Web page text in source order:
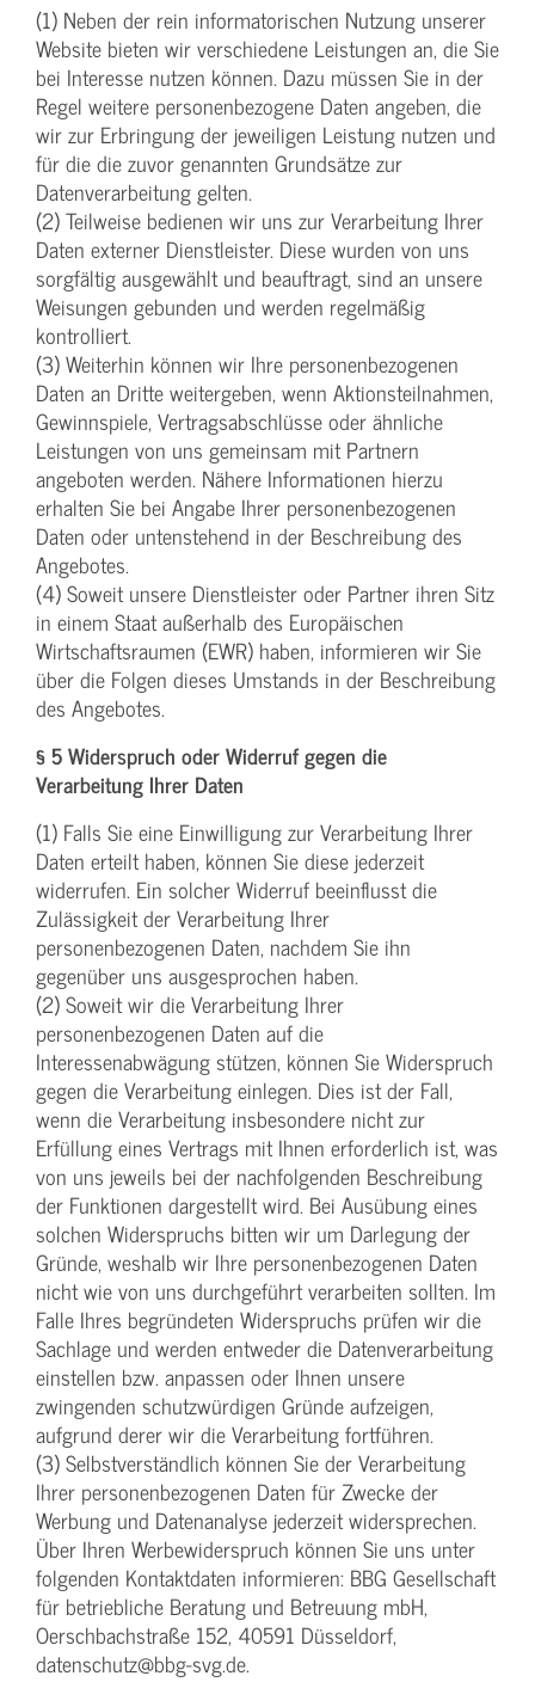
(1) Neben der rein informatorischen Nutzung unserer
Website bieten wir verschiedene Leistungen an, die Sie
bei Interesse nutzen können. Dazu müssen Sie in der
Regel weitere personenbezogene Daten angeben, die
wir zur Erbringung der jeweiligen Leistung nutzen und
für die die zuvor genannten Grundsätze zur
Datenverarbeitung gelten.
(2) Teilweise bedienen wir uns zur Verarbeitung Ihrer
Daten externer Dienstleister. Diese wurden von uns
sorgfältig ausgewählt und beauftragt, sind an unsere
Weisungen gebunden und werden regelmäßig
kontrolliert.
(3) Weiterhin können wir Ihre personenbezogenen
Daten an Dritte weitergeben, wenn Aktionsteilnahmen,
Gewinnspiele, Vertragsabschlüsse oder ähnliche
Leistungen von uns gemeinsam mit Partnern
angeboten werden. Nähere Informationen hierzu
erhalten Sie bei Angabe Ihrer personenbezogenen
Daten oder untenstehend in der Beschreibung des
Angebotes.
(4) Soweit unsere Dienstleister oder Partner ihren Sitz
in einem Staat außerhalb des Europäischen
Wirtschaftsraumen (EWR) haben, informieren wir Sie
über die Folgen dieses Umstands in der Beschreibung
des Angebotes.
§ 5 Widerspruch oder Widerruf gegen die
Verarbeitung Ihrer Daten
(1) Falls Sie eine Einwilligung zur Verarbeitung Ihrer
Daten erteilt haben, können Sie diese jederzeit
widerrufen. Ein solcher Widerruf beeinflusst die
Zulässigkeit der Verarbeitung Ihrer
personenbezogenen Daten, nachdem Sie ihn
gegenüber uns ausgesprochen haben.
(2) Soweit wir die Verarbeitung Ihrer
personenbezogenen Daten auf die
Interessenabwägung stützen, können Sie Widerspruch
gegen die Verarbeitung einlegen. Dies ist der Fall,
wenn die Verarbeitung insbesondere nicht zur
Erfüllung eines Vertrags mit Ihnen erforderlich ist, was
von uns jeweils bei der nachfolgenden Beschreibung
der Funktionen dargestellt wird. Bei Ausübung eines
solchen Widerspruchs bitten wir um Darlegung der
Gründe, weshalb wir Ihre personenbezogenen Daten
nicht wie von uns durchgeführt verarbeiten sollten. Im
Falle Ihres begründeten Widerspruchs prüfen wir die
Sachlage und werden entweder die Datenverarbeitung
einstellen bzw. anpassen oder Ihnen unsere
zwingenden schutzwürdigen Gründe aufzeigen,
aufgrund derer wir die Verarbeitung fortführen.
(3) Selbstverständlich können Sie der Verarbeitung
Ihrer personenbezogenen Daten für Zwecke der
Werbung und Datenanalyse jederzeit widersprechen.
Über Ihren Werbewiderspruch können Sie uns unter
folgenden Kontaktdaten informieren: BBG Gesellschaft
für betriebliche Beratung und Betreuung mbH,
Oerschbachstraße 152, 40591 Düsseldorf,
datenschutz@bbg-svg.de.